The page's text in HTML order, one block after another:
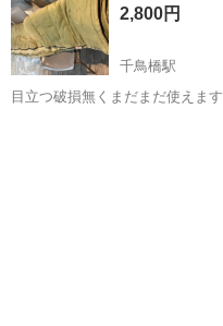
2,800円
千鳥橋駅
目立つ破損無くまだまだ使えます